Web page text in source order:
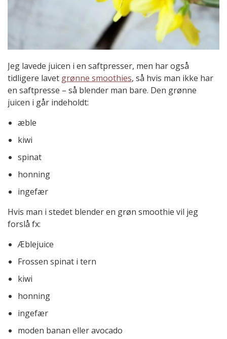
Jeg lavede juicen i en saftpresser, men har også
tidligere lavet grønne smoothies, så hvis man ikke har
en saftpresse – så blender man bare. Den grønne
juicen i går indeholdt:
æble
kiwi
spinat
honning
ingefær
Hvis man i stedet blender en grøn smoothie vil jeg
forslå fx:
Æblejuice
Frossen spinat i tern
kiwi
honning
ingefær
moden banan eller avocado